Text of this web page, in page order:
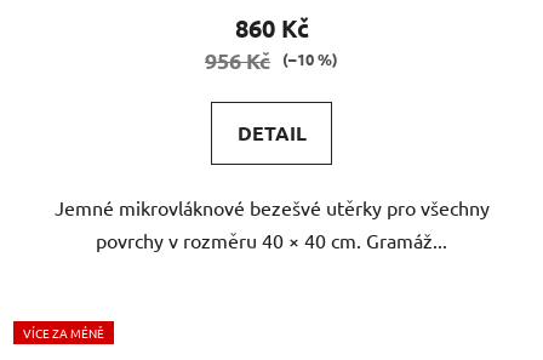
produktu
5
860 Kč
956 Kč (–10 %)
DETAIL
Jemné mikrovláknové bezešvé utěrky pro všechny
povrchy v rozměru 40 × 40 cm. Gramáž...
VÍCE ZA MÉNĚ